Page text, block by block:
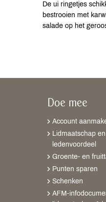
De ui ringetjes
bestrooien met
salade op het
Doe mee
Account
Lidmaatschap en
ledenvoordeel
Groente- en
Punten sparen
Schenken
AFM-